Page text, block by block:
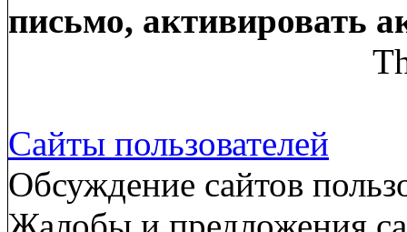
письмо, активировать
Сайты пользователей
Обсуждение сайтов